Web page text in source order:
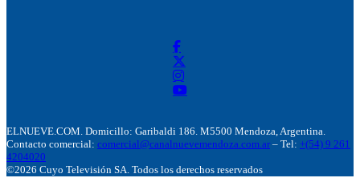
ELNUEVE.COM. Domicillo: Garibaldi 186. M5500 Mendoza, Argentina.
Contacto comercial: comercial@canalnuevemendoza.com.ar – Tel: +(54) 9 261
4204020
©2026 Cuyo Televisión SA. Todos los derechos reservados